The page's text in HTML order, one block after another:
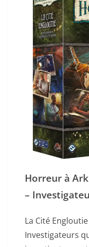
Horreur à
–
La Cité
Investigateurs